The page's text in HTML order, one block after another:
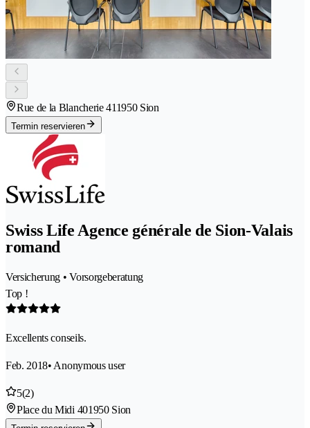
Rue de la Blancherie 411950 Sion
Termin reservieren
Swiss Life Agence générale de Sion-Valais
romand
Versicherung • Vorsorgeberatung
Top !
Excellents conseils.
Feb. 2018• Anonymous user
5(2)
Place du Midi 401950 Sion